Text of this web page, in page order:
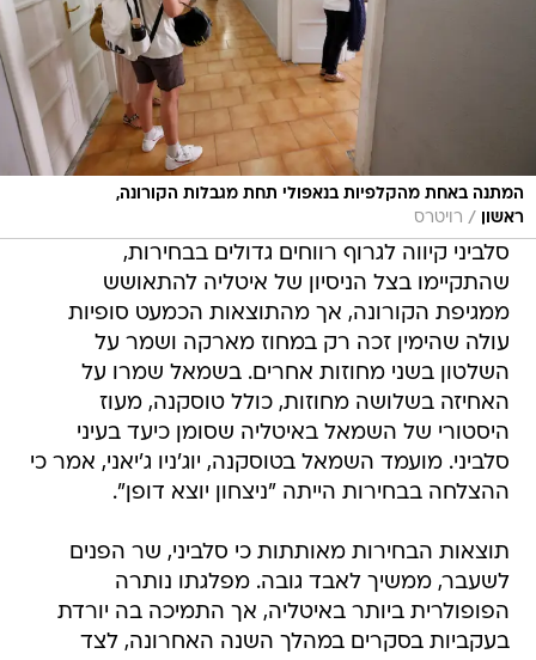
המתנה באחת מהקלפיות בנאפולי תחת מגבלות הקורונה,
ראשון
/ רויטרס
סלביני קיווה לגרוף רווחים גדולים בבחירות,
שהתקיימו בצל הניסיון של איטליה להתאושש
ממגיפת הקורונה, אך מהתוצאות הכמעט סופיות
עולה שהימין זכה רק במחוז מארקה ושמר על
השלטון בשני מחוזות אחרים. בשמאל שמרו על
האחיזה בשלושה מחוזות, כולל טוסקנה, מעוז
היסטורי של השמאל באיטליה שסומן כיעד בעיני
סלביני. מועמד השמאל בטוסקנה, יוג'ניו ג'יאני, אמר כי
ההצלחה בבחירות הייתה "ניצחון יוצא דופן".
תוצאות הבחירות מאותתות כי סלביני, שר הפנים
לשעבר, ממשיך לאבד גובה. מפלגתו נותרה
הפופולרית ביותר באיטליה, אך התמיכה בה יורדת
בעקביות בסקרים במהלך השנה האחרונה, לצד